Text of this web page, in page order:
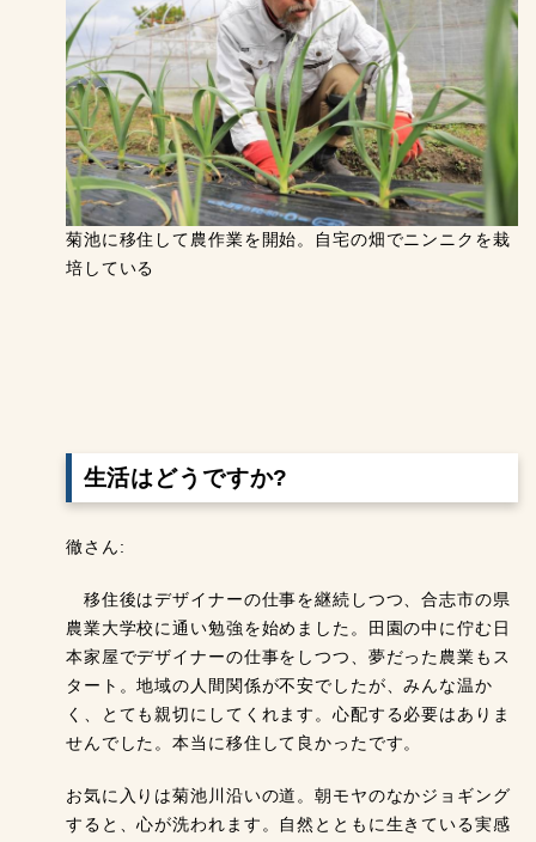
菊池に移住して農作業を開始。自宅の畑でニンニクを栽
培している
生活はどうですか?
徹さん:
移住後はデザイナーの仕事を継続しつつ、合志市の県
農業大学校に通い勉強を始めました。田園の中に佇む日
本家屋でデザイナーの仕事をしつつ、夢だった農業もス
タート。地域の人間関係が不安でしたが、みんな温か
く、とても親切にしてくれます。心配する必要はありま
せんでした。本当に移住して良かったです。
お気に入りは菊池川沿いの道。朝モヤのなかジョギング
すると、心が洗われます。自然とともに生きている実感